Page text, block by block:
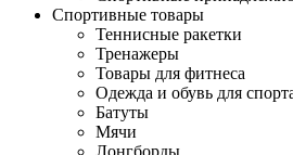
Спортивные товары
Теннисные ракетки
Тренажеры
Товары для фитнеса
Одежда и обувь для
Батуты
Мячи
Лонгборды